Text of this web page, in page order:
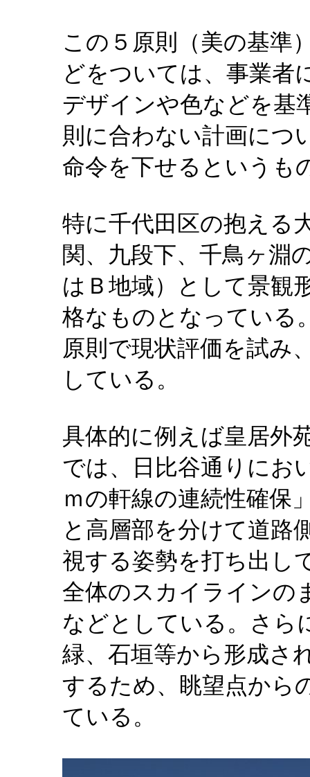
この５原則（美の基準
どをついては、事業者
デザインや色などを基
則に合わない計画につ
命令を下せるというも
特に千代田区の抱える
関、九段下、千鳥ヶ淵
はＢ地域）として景観
格なものとなっている
原則で現状評価を試み
している。
具体的に例えば皇居外
では、日比谷通りにお
ｍの軒線の連続性確保
と高層部を分けて道路
視する姿勢を打ち出し
全体のスカイラインの
などとしている。さら
緑、石垣等から形成さ
するため、眺望点から
ている。